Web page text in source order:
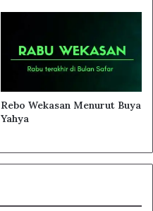
Rebo Wekasan Menurut Buya
Yahya